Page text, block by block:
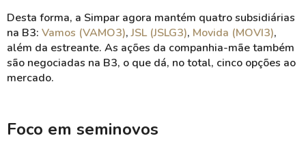
Desta forma, a Simpar agora mantém quatro subsidiárias
na B3: Vamos (VAMO3),JSL (JSLG3), Movida (MOVI3),
além da estreante. As ações da companhia-mãe também
são negociadas na B3, o que dá, no total, cinco opções ao
mercado.
Foco em seminovos